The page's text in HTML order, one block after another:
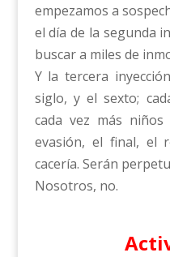
empezamos a
el día de la segunda
buscar a miles de
Y la tercera
siglo, y el sexto;
cada vez más
evasión, el final, el
cacería. Serán
Nosotros, no.